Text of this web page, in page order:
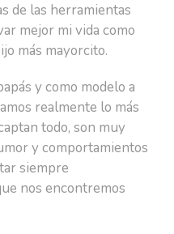
de las herramientas
mejor mi vida como
más mayorcito.
y como modelo a
realmente lo más
todo, son muy
y comportamientos
siempre
nos encontremos